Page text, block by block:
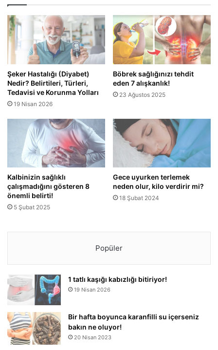
Şeker Hastalığı (Diyabet)
Nedir? Belirtileri, Türleri,
Tedavisi ve Korunma Yolları
19 Nisan 2026
Böbrek sağlığınızı tehdit
eden 7 alışkanlık!
23 Ağustos 2025
Kalbinizin sağlıklı
çalışmadığını gösteren 8
önemli belirti!
5 Şubat 2025
Gece uyurken terlemek
neden olur, kilo verdirir mi?
18 Şubat 2024
Popüler
1 tatlı kaşığı kabızlığı bitiriyor!
19 Nisan 2026
Bir hafta boyunca karanfilli su içerseniz
bakın ne oluyor!
20 Nisan 2023